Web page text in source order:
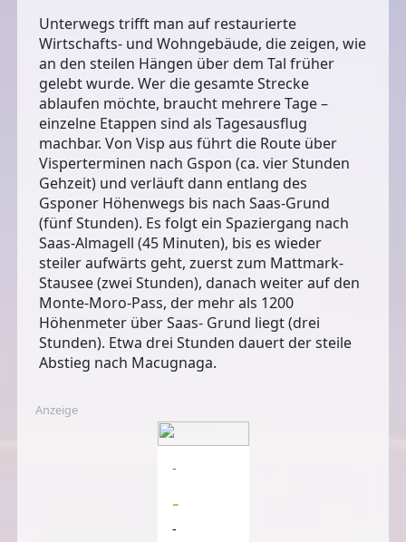
Unterwegs trifft man auf restaurierte
Wirtschafts- und Wohngebäude, die zeigen, wie
an den steilen Hängen über dem Tal früher
gelebt wurde. Wer die gesamte Strecke
ablaufen möchte, braucht mehrere Tage –
einzelne Etappen sind als Tagesausflug
machbar. Von Visp aus führt die Route über
Visperterminen nach Gspon (ca. vier Stunden
Gehzeit) und verläuft dann entlang des
Gsponer Höhenwegs bis nach Saas-Grund
(fünf Stunden). Es folgt ein Spaziergang nach
Saas-Almagell (45 Minuten), bis es wieder
steiler aufwärts geht, zuerst zum Mattmark-
Stausee (zwei Stunden), danach weiter auf den
Monte-Moro-Pass, der mehr als 1200
Höhenmeter über Saas- Grund liegt (drei
Stunden). Etwa drei Stunden dauert der steile
Abstieg nach Macugnaga.
Anzeige
-
-
-